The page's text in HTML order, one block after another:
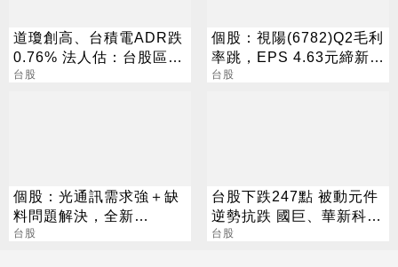
道瓊創高、台積電ADR跌
0.76% 法人估：台股區間
震盪
台股
個股：視陽(6782)Q2毛利
率跳，EPS 4.63元締新
猷，本季營運續看旺
台股
個股：光通訊需求強＋缺
料問題解決，全新
(2455)7月營收創高、重
台股
台股下跌247點 被動元件
逆勢抗跌 國巨、華新科漲
2%
台股